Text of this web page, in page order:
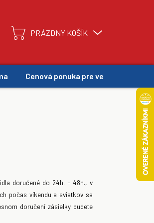
NÁKUPNÝ
PRÁZDNY KOŠÍK
Cenová ponuka pre veľkoodber
doručené do 24h. - 48h., v
počas víkendu a sviatkov sa
doručení zásielky budete